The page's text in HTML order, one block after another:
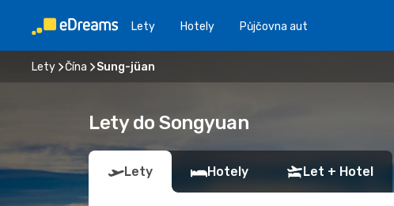
Lety Hotely Půjčovna aut
Lety Čína Sung-jüan
Lety do Songyuan
Lety Hotely Let + Hotel